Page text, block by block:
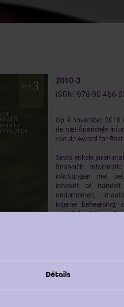
Détails
2010-3
ISBN: 978-90-466-
Op 9 november 2010
de niet-financiële
van de Award for
Sinds enkele jaren
financiële
inlichtingen met
inhoudt of handelt
ondernemen,
interne beheersing,
specifieke
opgesteld teneinde
kan de bedrijfsrevisor een
die wettelijk wordt gewaarborgd.